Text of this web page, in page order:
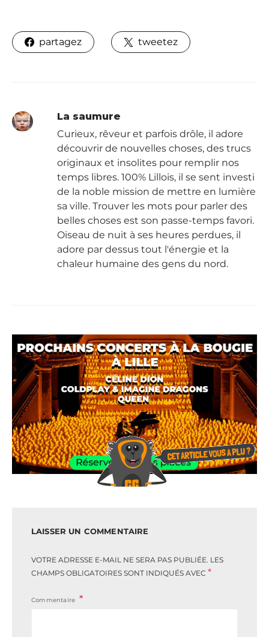
partagez tweetez
La saumure
Curieux, rêveur et parfois drôle, il adore
découvrir de nouvelles choses, des trucs
originaux et insolites pour remplir nos
temps libres. 100% Lillois, il se sent investi
de la noble mission de mettre en lumière
sa ville. Trouver les mots pour parler des
belles choses est son passe-temps favori.
Oiseau de nuit à ses heures perdues, il
adore par dessus tout l'énergie et la
chaleur humaine des gens du nord.
LAISSER UN COMMENTAIRE
VOTRE ADRESSE E-MAIL NE SERA PAS PUBLIÉE. LES
CHAMPS OBLIGATOIRES SONT INDIQUÉS AVEC *
Commentaire